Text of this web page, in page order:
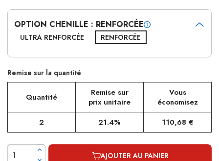
OPTION CHENILLE : RENFORCÉE
ULTRA RENFORCÉE RENFORCÉE
Remise sur la quantité
Quantité
Remise sur
prix unitaire
Vous
économisez
2
21.4% 110,68 €
AJOUTER AU PANIER